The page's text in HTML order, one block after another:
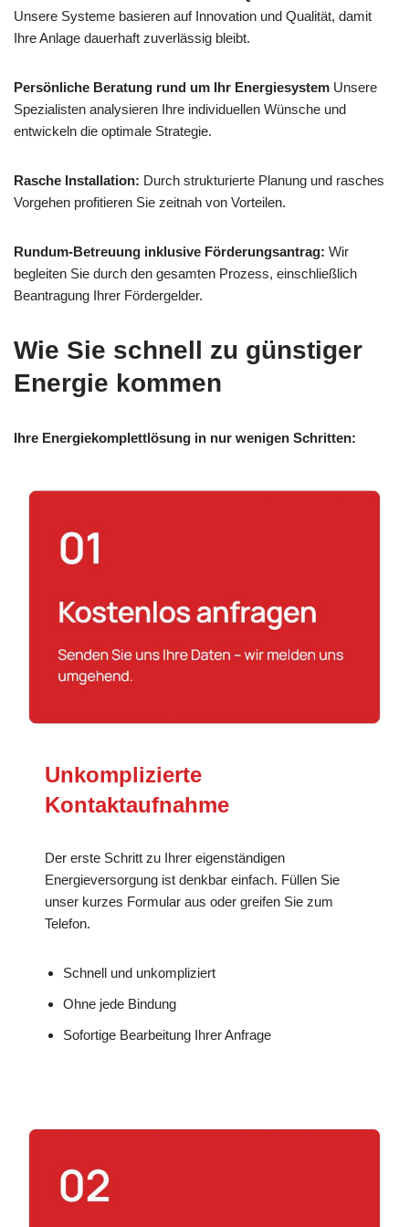
Unsere Systeme basieren auf Innovation und Qualität, damit
Ihre Anlage dauerhaft zuverlässig bleibt.
Persönliche Beratung rund um Ihr Energiesystem Unsere
Spezialisten analysieren Ihre individuellen Wünsche und
entwickeln die optimale Strategie.
Rasche Installation: Durch strukturierte Planung und rasches
Vorgehen profitieren Sie zeitnah von Vorteilen.
Rundum-Betreuung inklusive Förderungsantrag: Wir
begleiten Sie durch den gesamten Prozess, einschließlich
Beantragung Ihrer Fördergelder.
Wie Sie schnell zu günstiger
Energie kommen
Ihre Energiekomplettlösung in nur wenigen Schritten:
Unkomplizierte
Kontaktaufnahme
Der erste Schritt zu Ihrer eigenständigen
Energieversorgung ist denkbar einfach. Füllen Sie
unser kurzes Formular aus oder greifen Sie zum
Telefon.
Schnell und unkompliziert
Ohne jede Bindung
Sofortige Bearbeitung Ihrer Anfrage